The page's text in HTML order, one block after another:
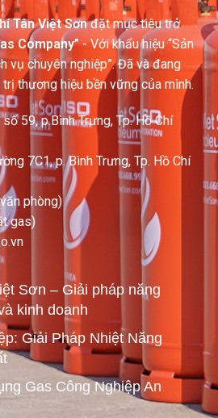
Tân Việt Sơnđặt mục tiêu trở
Company”- Với khẩu hiệu “Sản
vụ chuyên nghiệp”. Đã và đang
thương hiệu bền vững của mình.
59, p.Bình Trưng, Tp. Hồ Chí
7C1, p. Bình Trưng, Tp. Hồ Chí
phòng)
gas)
Sơn – Giải pháp năng
kinh doanh
Giải Pháp Nhiệt Năng
Gas Công Nghiệp An